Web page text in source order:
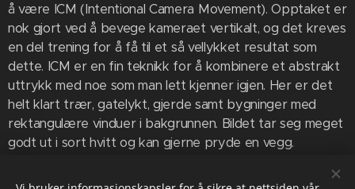
å være ICM (Intentional Camera Movement). Opptaket er
nok gjort ved å bevege kameraet vertikalt, og det kreves
en del trening for å få til et så vellykket resultat som
dette. ICM er en fin teknikk for å kombinere et abstrakt
uttrykk med noe som man lett kjenner igjen. Her er det
helt klart trær, gatelykt, gjerde samt bygninger med
rektangulære vinduer i bakgrunnen. Bildet tar seg meget
godt ut i sort hvitt og kan gjerne pryde en vegg.